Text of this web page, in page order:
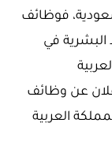
فوظائف
البشرية في
عن وظائف
العربية